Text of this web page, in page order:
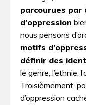
parcourues par
d’oppression
nous pensons
motifs
définir des
le genre, l’ethnie,
Troisièmement,
d’oppression